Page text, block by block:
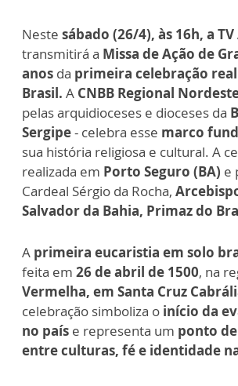
Neste sábado (26/4), às 16h, a
transmitirá a Missa de Ação de
anos da primeira celebração
Brasil. A CNBB Regional
pelas arquidioceses e dioceses da
Sergipe- celebra esse marco
sua história religiosa e cultural. A
realizada em Porto Seguro (BA) e
Cardeal Sérgio da Rocha,
Salvador da Bahia, Primaz do
A primeira eucaristia em solo
feita em 26 de abril de 1500, na
Vermelha, em Santa Cruz
celebração simboliza o início da
no país e representa um ponto
entre culturas, fé e identidade